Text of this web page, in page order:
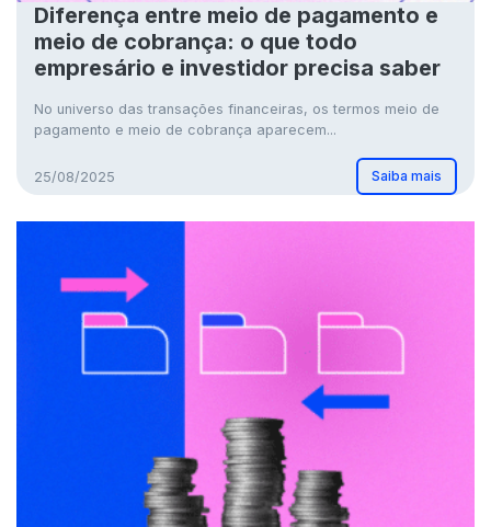
Diferença entre meio de pagamento e
meio de cobrança: o que todo
empresário e investidor precisa saber
No universo das transações financeiras, os termos meio de
pagamento e meio de cobrança aparecem...
25/08/2025 Saiba mais